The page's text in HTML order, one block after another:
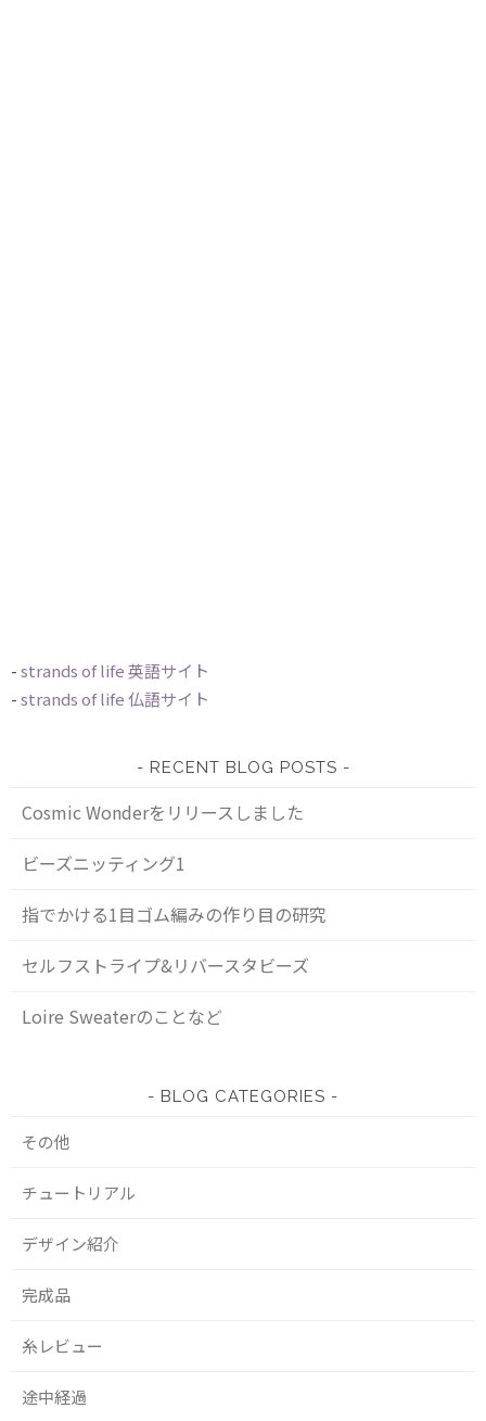
-strands of life 英語サイト
-strands of life 仏語サイト
RECENT BLOG POSTS
Cosmic Wonderをリリースしました
ビーズニッティング1
指でかける1目ゴム編みの作り目の研究
セルフストライプ&リバースタビーズ
Loire Sweaterのことなど
BLOG CATEGORIES
その他
チュートリアル
デザイン紹介
完成品
糸レビュー
途中経過